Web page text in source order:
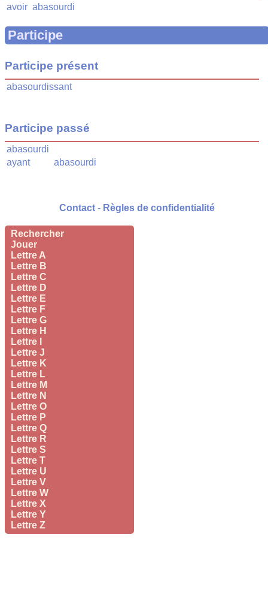
Rechercher
Jouer
Lettre A
Lettre B
Lettre C
Lettre D
Lettre E
Lettre F
Lettre G
Lettre H
Lettre I
Lettre J
Lettre K
Lettre L
Lettre M
Lettre N
Lettre O
Lettre P
Lettre Q
Lettre R
Lettre S
Lettre T
Lettre U
Lettre V
Lettre W
Lettre X
Lettre Y
Lettre Z
avoir abasourdi
Participe
Participe présent
abasourdissant
Participe passé
abasourdi
ayant
abasourdi
Contact - Règles de confidentialité